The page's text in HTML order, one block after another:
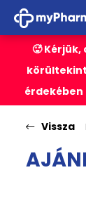
🥵
Vissza